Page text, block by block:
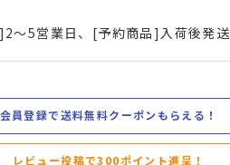
～5営業日、[予約商品]入荷後発送
会員登録で送料無料クーポンもらえる！
レビュー投稿で300ポイント進呈！